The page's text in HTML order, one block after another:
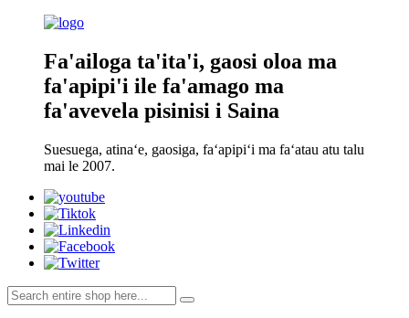
Fa'ailoga ta'ita'i, gaosi oloa ma
fa'apipi'i ile fa'amago ma
fa'avevela pisinisi i Saina
Suesuega, atinaʻe, gaosiga, faʻapipiʻi ma faʻatau atu talu
mai le 2007.